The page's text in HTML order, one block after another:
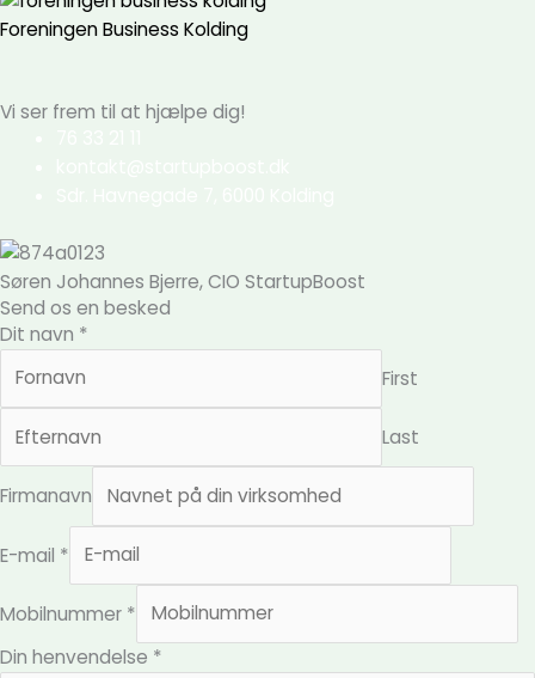
Foreningen Business Kolding
Vi ser frem til at hjælpe dig!
Søren Johannes Bjerre, CIO StartupBoost
Send os en besked
Dit navn *
First
Last
Firmanavn
E-mail *
D
P
Mobilnummer *
Din henvendelse *